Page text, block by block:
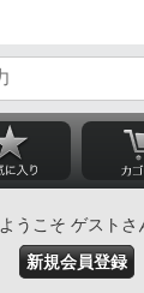
ようこそ ゲストさ
新規会員登録